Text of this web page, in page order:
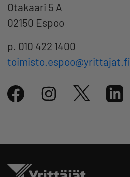
Otakaari 5 A
02150 Espoo
p. 010 422 1400
toimisto.espoo@yrittajat.fi